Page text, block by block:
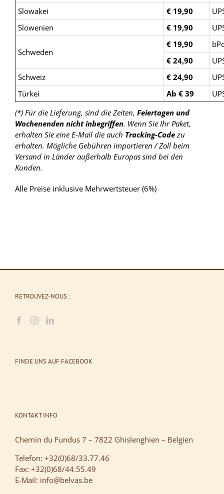
Slowakei
€ 19,90
Slowenien
€ 19,90
Schweden
€ 19,90
€ 24,90
Schweiz
€ 24,90
Türkei
Ab € 39
(*) Für die Lieferung, sind die Zeiten, Feiertagen und
Wochenenden nicht inbegriffen. Wenn Sie Ihr Paket,
erhalten Sie eine E-Mail die auch Tracking-Codezu
erhalten. Mögliche Gebühren importieren / Zoll beim
Versand in Länder außerhalb Europas sind bei den
Kunden.
Alle Preise inklusive Mehrwertsteuer (6%)
RETROUVEZ-NOUS :
FINDE UNS AUF FACEBOOK
KONTAKT INFO
Chemin du Fundus 7 – 7822 Ghislenghien – Belgien
Telefon: +32(0)68/33.77.46
Fax: +32(0)68/44.55.49
E-Mail: info@belvas.be